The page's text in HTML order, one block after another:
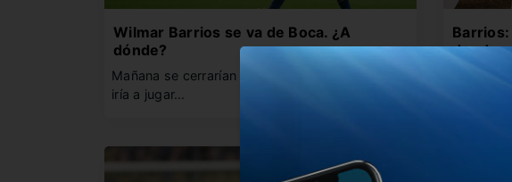
Wilmar Barrios se va de Boca. ¿A
dónde?
Mañana se cerrarían los papeles y el volante se
iría a jugar…
Barrios:
donde